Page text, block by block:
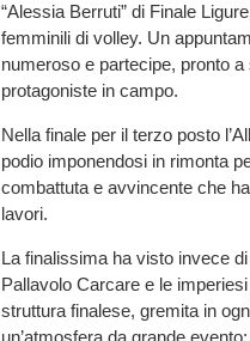
“Alessia Berruti” di Finale
femminili di volley. Un
numeroso e partecipe, pronto
protagoniste in campo.
Nella finale per il terzo posto
podio imponendosi in rimonta
combattuta e avvincente che
lavori.
La finalissima ha visto invece
Pallavolo Carcare e le
struttura finalese, gremita in